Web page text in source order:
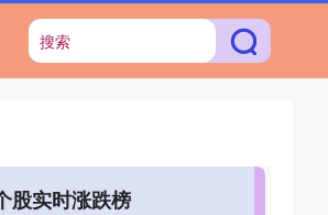
股实时涨跌榜